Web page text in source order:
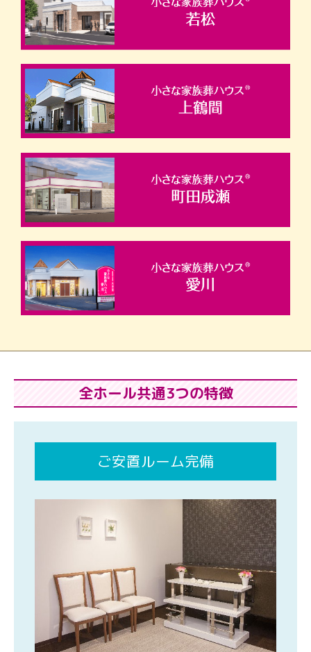
全ホール共通3つの特徴
ご安置ルーム完備